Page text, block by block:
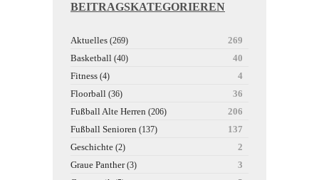
BEITRAGSKATEGORIEREN
Aktuelles (269)
269
Basketball (40)
40
Fitness (4)
4
Floorball (36)
36
Fußball Alte Herren (206)
206
Fußball Senioren (137)
137
Geschichte (2)
2
Graue Panther(3)
3